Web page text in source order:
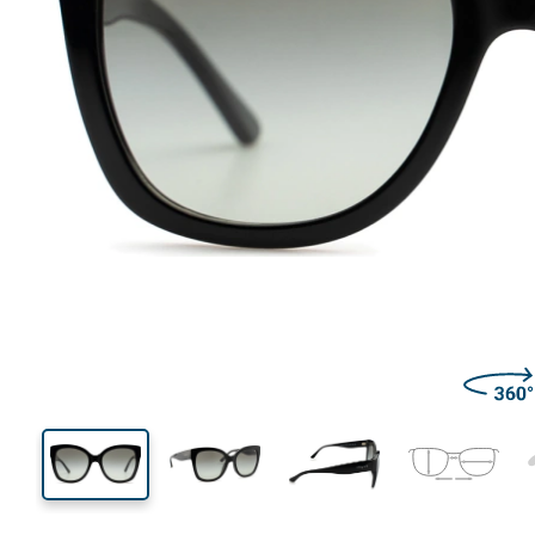
48 mm
Ύψος φακού Μήκος φακού
Μήκος